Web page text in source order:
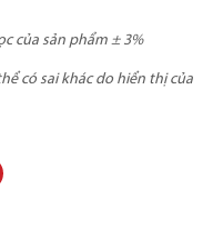
của sản phẩm ± 3%
có sai khác do hiển thị của